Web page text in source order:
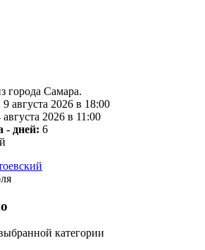
города Самара.
9 августа 2026 в 18:00
августа 2026 в 11:00
- дней: 6
категории